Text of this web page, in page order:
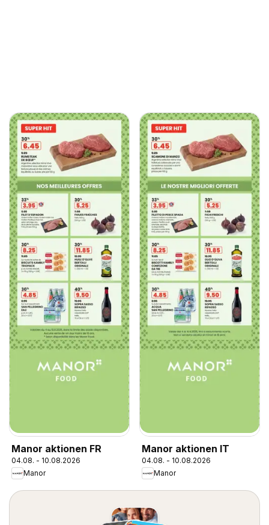
Manor aktionen FR
04.08. - 10.08.2026
Manor
Manor aktionen IT
04.08. - 10.08.2026
Manor